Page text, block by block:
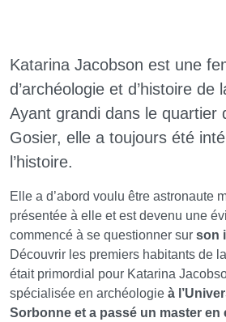
Katarina Jacobson est une
d’archéologie et d’histoire de
Ayant grandi dans le quartier
Gosier, elle a toujours été
l’histoire.
Elle a d’abord voulu être astronaute
présentée à elle et est devenu une
commencé à se questionner sur son
Découvrir les premiers habitants de
était primordial pour Katarina
spécialisée en archéologie à
Sorbonne et a passé un master en